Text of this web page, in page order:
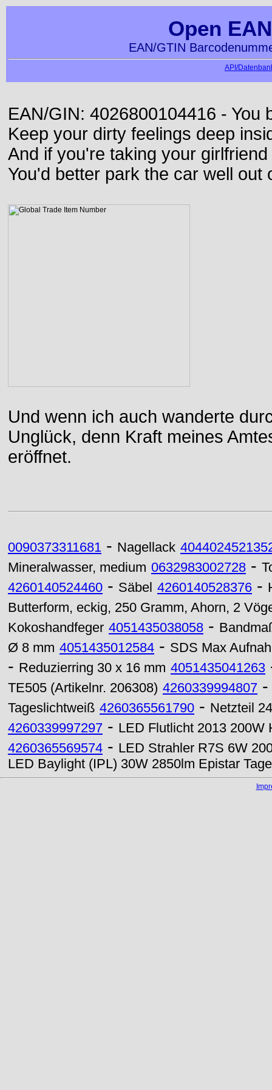
Open
EAN/GTIN
API/
EAN/GIN: 4026800104416 - You
Keep your dirty feelings deep
And if you're taking your
You'd better park the car well out
Und wenn ich auch wanderte
Unglück, denn Kraft meines
eröffnet.
0090373311681 - Nagellack
Mineralwasser, medium 0632983002728 -
4260140524460 - Säbel 4260140528376 -
Butterform, eckig, 250 Gramm, Ahorn, 2
Kokoshandfeger 4051435038058 -
Ø 8 mm 4051435012584 - SDS Max
- Reduzierring 30 x 16 mm 4051435041263
TE505 (Artikelnr. 206308) 4260339994807
Tageslichtweiß 4260365561790 - Netzteil
4260339997297 - LED Flutlicht 2013 200W
4260365569574 - LED Strahler R7S 6W
LED Baylight (IPL) 30W 2850lm Epistar